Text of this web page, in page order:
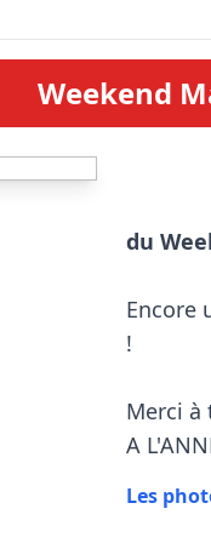
Weekend
du
Encore
!
Merci à
A
Les